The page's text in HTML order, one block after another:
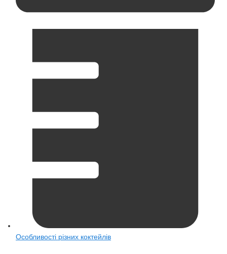
Особливості різних коктейлів